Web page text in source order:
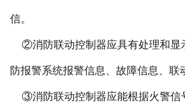
信。
②消防联动控制器应具有处理和显
防报警系统报警信息、故障信息、联
③消防联动控制器应能根据火警信